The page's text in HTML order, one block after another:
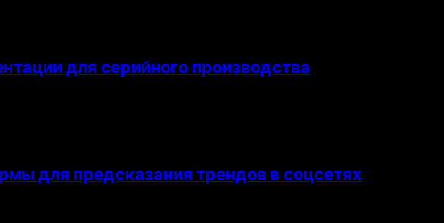
для серийного производства
для предсказания трендов в соцсетях